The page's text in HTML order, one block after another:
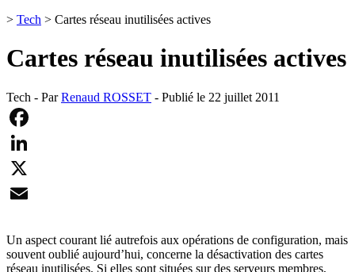
> Tech > Cartes réseau inutilisées actives
Cartes réseau inutilisées actives
Tech - ParRenaud ROSSET - Publié le 22 juillet 2011
Facebook
LinkedIn
X
Un aspect courant lié autrefois aux opérations de configuration, mais
souvent oublié aujourd’hui, concerne la désactivation des cartes
réseau inutilisées. Si elles sont situées sur des serveurs membres,